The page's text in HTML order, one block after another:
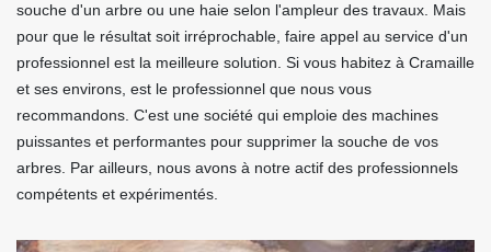
souche d'un arbre ou une haie selon l'ampleur des travaux. Mais
pour que le résultat soit irréprochable, faire appel au service d'un
professionnel est la meilleure solution. Si vous habitez à Cramaille
et ses environs, est le professionnel que nous vous
recommandons. C'est une société qui emploie des machines
puissantes et performantes pour supprimer la souche de vos
arbres. Par ailleurs, nous avons à notre actif des professionnels
compétents et expérimentés.